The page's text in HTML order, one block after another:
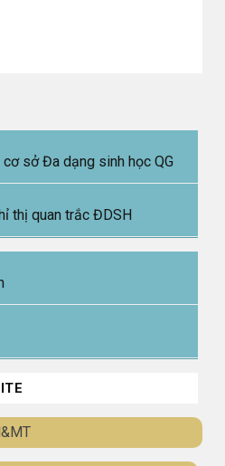
cơ sở Đa dạng sinh học QG
thị quan trắc ĐDSH